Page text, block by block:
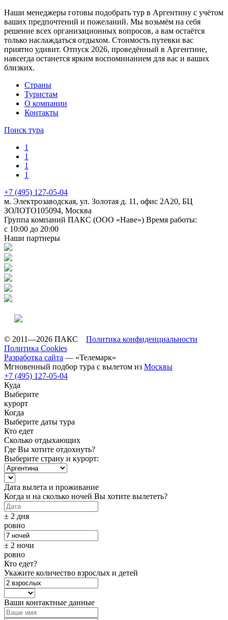
Наши менеджеры готовы подобрать тур в Аргентину с учётом
ваших предпочтений и пожеланий. Мы возьмём на себя
решение всех организационных вопросов, а вам остаётся
только наслаждаться отдыхом. Стоимость путевки вас
приятно удивит. Отпуск 2026, проведённый в Аргентине,
навсегда останется ярким воспоминанием для вас и ваших
близких.
Cтраны
Туристам
О компании
Контакты
Поиск тура
1
1
1
1
+7 (495) 127-05-04
м. Электрозаводская, ул. Золотая д. 11, офис 2А20, БЦ
ЗОЛОТО105094, Москва
Группа компаний ПАКС (ООО «Наве») Время работы:
с 10:00 до 20:00
Наши партнеры
© 2011—2026 ПАКС Политика конфиденциальности
Политика Cookies
Разработка сайта — «Телемарк»
Мгновенный подбор тура с вылетом из Москвы
+7 (495) 127-05-04
Куда
Выберите
курорт
Когда
Выберите даты тура
Кто едет
Сколько отдыхающих
Где Вы хотите отдохнуть?
Выберите страну и курорт:
Дата вылета и проживание
Когда и на сколько ночей Вы хотите вылететь?
± 2 дня
ровно
± 2 ночи
ровно
Кто едет?
Укажите количество взрослых и детей
Ваши контактные данные